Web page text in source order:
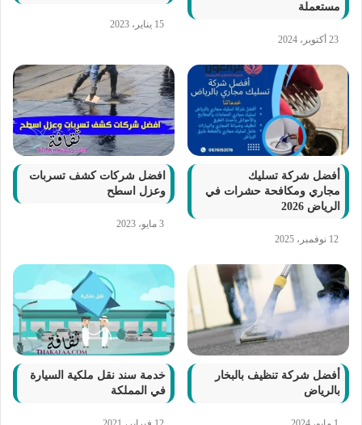
مستعملة
23 أكتوبر، 2024
15 يناير، 2023
أفضل شركة تسليك
مجاري ومكافحة حشرات في
الرياض 2026
12 نوفمبر، 2025
افضل شركات كشف تسربات
وعزل اسطح
3 مايو، 2023
أفضل شركة تنظيف بالبخار
بالرياض
خدمة سند نقل ملكية السيارة
في المملكة